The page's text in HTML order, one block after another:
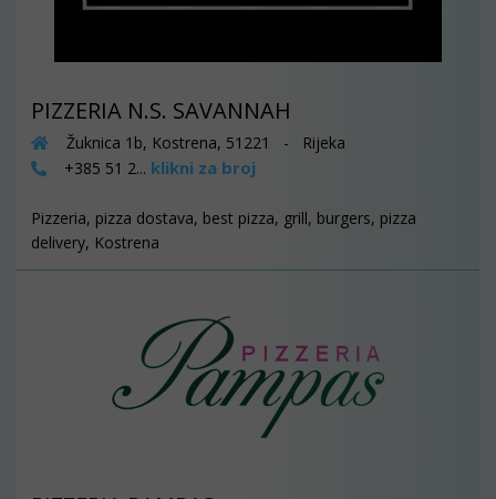
PIZZERIA N.S. SAVANNAH
Žuknica 1b, Kostrena, 51221 - Rijeka
+385 51 2... klikni za broj
Pizzeria, pizza dostava, best pizza, grill, burgers, pizza
delivery, Kostrena